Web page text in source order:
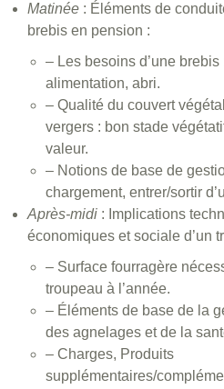
Matinée : Éléments de
brebis en pension :
– Les besoins d’une brebis
alimentation, abri.
– Qualité du couvert
vergers : bon stade
valeur.
– Notions de base de
chargement, entrer/sortir
Après-midi : Implications
économiques et sociale d’un
– Surface fourragère
troupeau à l’année.
– Éléments de base de la
des agnelages et de la
– Charges, Produits
supplémentaires/